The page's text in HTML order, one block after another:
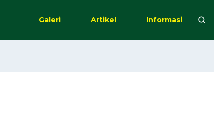
Galeri Artikel Informasi